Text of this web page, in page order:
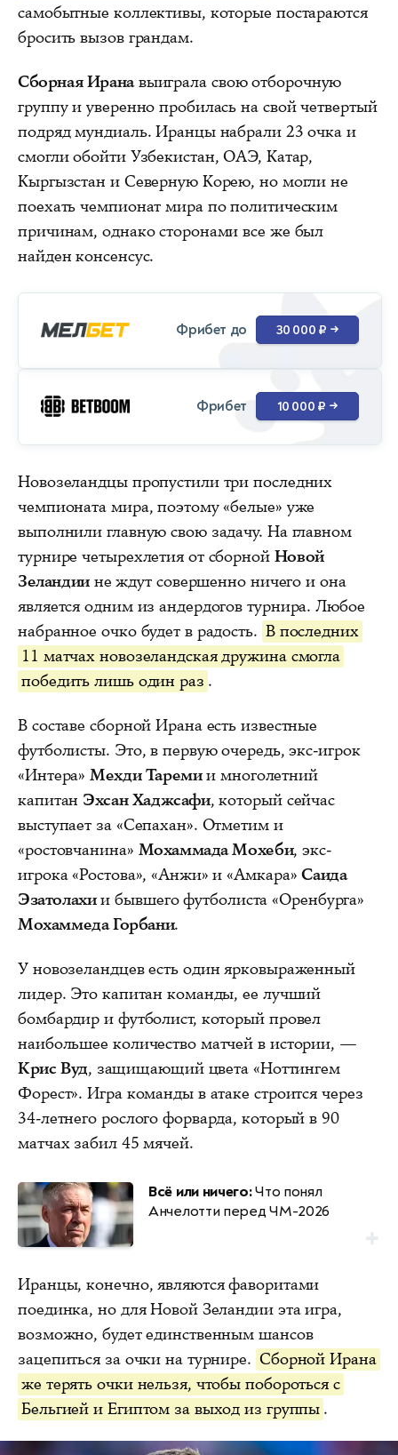
самобытные коллективы, которые постараются
бросить вызов грандам.
Сборная Иранавыиграла свою отборочную
группу и уверенно пробилась на свой четвертый
подряд мундиаль. Иранцы набрали 23 очка и
смогли обойти Узбекистан, ОАЭ, Катар,
Кыргызстан и Северную Корею, но могли не
поехать чемпионат мира по политическим
причинам, однако сторонами все же был
найден консенсус.
Фрибет до 30 000 ₽ →
Фрибет 10 000 ₽ →
Новозеландцы пропустили три последних
чемпионата мира, поэтому «белые» уже
выполнили главную свою задачу. На главном
турнире четырехлетия от сборной Новой
Зеландиине ждут совершенно ничего и она
является одним из андердогов турнира. Любое
набранное очко будет в радость. В последних
11 матчах новозеландская дружина смогла
победить лишь один раз .
В составе сборной Ирана есть известные
футболисты. Это, в первую очередь, экс-игрок
«Интера»Мехди Таремии многолетний
капитан Эхсан Хаджсафи, который сейчас
выступает за «Сепахан». Отметим и
«ростовчанина» Мохаммада Мохеби, экс-
игрока «Ростова», «Анжи» и «Амкара»Саида
Эзатолахии бывшего футболиста «Оренбурга»
Мохаммеда Горбани.
У новозеландцев есть один ярковыраженный
лидер. Это капитан команды, ее лучший
бомбардир и футболист, который провел
наибольшее количество матчей в истории, —
Крис Вуд, защищающий цвета «Ноттингем
Форест». Игра команды в атаке строится через
34-летнего рослого форварда, который в 90
матчах забил 45 мячей.
Всё или ничего:Что понял
Анчелотти перед ЧМ-2026
Иранцы, конечно, являются фаворитами
поединка, но для Новой Зеландии эта игра,
возможно, будет единственным шансов
зацепиться за очки на турнире. Сборной Ирана
же терять очки нельзя, чтобы побороться с
Бельгией и Египтом за выход из группы .